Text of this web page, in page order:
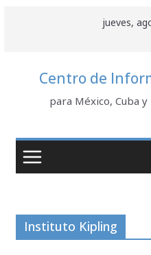
jueves,
Centro de
para México, Cuba
Instituto Kipling